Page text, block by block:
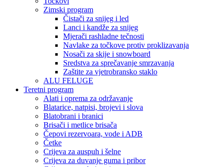
Zimski program
Čistači za snijeg i led
Lanci i kandže za snijeg
Mjerači rashladne tečnosti
Navlake za točkove protiv proklizavanja
Nosači za skije i snowboard
Sredstva za sprečavanje smrzavanja
Zaštite za vjetrobransko staklo
ALU FELUGE
Teretni program
Alati i oprema za održavanje
Blatarice, natpisi, brojevi i slova
Blatobrani i branici
Brisači i metlice brisača
Čepovi rezervoara, vode i ADB
Četke
Crijeva za auspuh i šelne
Crijeva za duvanje guma i pribor